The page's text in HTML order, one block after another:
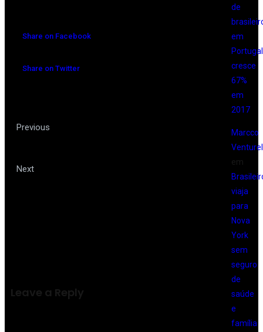
Share on Facebook
Share on Twitter
Previous
Next
Leave a Reply
de
em
Portugal
cresce
67%
em
2017
Marcco
em
viaja
para
Nova
York
sem
seguro
de
saúde
e
família